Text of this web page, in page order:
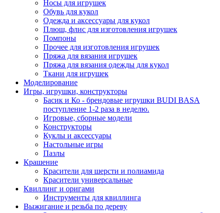
Носы для игрушек
Обувь для кукол
Одежда и аксессуары для кукол
Плюш, флис для изготовления игрушек
Помпоны
Прочее для изготовления игрушек
Пряжа для вязания игрушек
Пряжа для вязания одежды для кукол
Ткани для игрушек
Моделирование
Игры, игрушки, конструкторы
Басик и Ко - брендовые игрушки BUDI BASA
поступление 1-2 раза в неделю.
Игровые, сборные модели
Конструкторы
Куклы и аксессуары
Настольные игры
Пазлы
Крашение
Красители для шерсти и полиамида
Красители универсальные
Квиллинг и оригами
Инструменты для квиллинга
Выжигание и резьба по дереву